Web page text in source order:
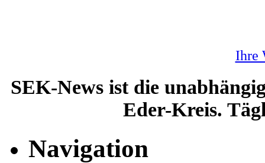
Ihre
SEK-News ist die
Eder-Kreis.
Navigation